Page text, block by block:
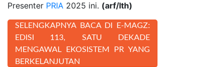
Presenter PRIA 2025 ini. (arf/lth)
SELENGKAPNYA BACA DI E-MAGZ:
EDISI 113, SATU DEKADE
MENGAWAL EKOSISTEM PR YANG
BERKELANJUTAN